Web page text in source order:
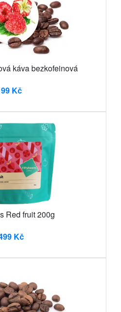
káva bezkofeinová
99 Kč
Red fruit 200g
Kč